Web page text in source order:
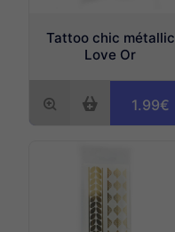
Tattoo chic métallic
Love Or
1.99€